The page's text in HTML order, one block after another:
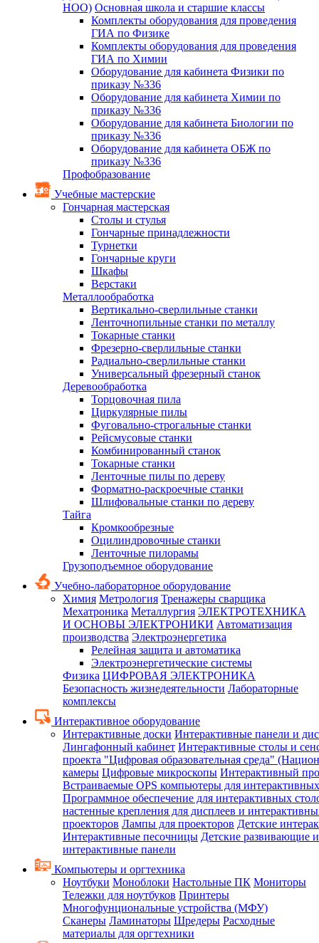
НОО) Основная школа и старшие классы
Комплекты оборудования для проведения
ГИА по Физике
Комплекты оборудования для проведения
ГИА по Химии
Оборудование для кабинета Физики по
приказу №336
Оборудование для кабинета Химии по
приказу №336
Оборудование для кабинета Биологии по
приказу №336
Оборудование для кабинета ОБЖ по
приказу №336
Профобразование
Учебные мастерские
Гончарная мастерская
Столы и стулья
Гончарные принадлежности
Турнетки
Гончарные круги
Шкафы
Верстаки
Металлообработка
Вертикально-сверлильные станки
Ленточнопильные станки по металлу
Токарные станки
Фрезерно-сверлильные станки
Радиально-сверлильные станки
Универсальный фрезерный станок
Деревообработка
Торцовочная пила
Циркулярные пилы
Фуговально-строгальные станки
Рейсмусовые станки
Комбинированный станок
Токарные станки
Ленточные пилы по дереву
Форматно-раскроечные станки
Шлифовальные станки по дереву
Тайга
Кромкообрезные
Оцилиндровочные станки
Ленточные пилорамы
Грузоподъемное оборудование
Учебно-лабораторное оборудование
Химия Метрология Тренажеры сварщика
Мехатроника Металлургия ЭЛЕКТРОТЕХНИКА
И ОСНОВЫ ЭЛЕКТРОНИКИ Автоматизация
производства Электроэнергетика
Релейная защита и автоматика
Электроэнергетические системы
Физика ЦИФРОВАЯ ЭЛЕКТРОНИКА
Безопасность жизнедеятельности Лабораторные
комплексы
Интерактивное оборудование
Интерактивные доски Интерактивные панели и
Лингафонный кабинет Интерактивные столы и
проекта "Цифровая образовательная среда"
камеры Цифровые микроскопы Интерактивный
Встраиваемые OPS компьютеры для
Программное обеспечение для интерактивных
настенные крепления для дисплеев и
проекторов Лампы для проекторов Детские
Интерактивные песочницы Детские развивающие
интерактивные панели
Компьютеры и оргтехника
Ноутбуки Моноблоки Настольные ПК Мониторы
Тележки для ноутбуков Принтеры
Многофунциональные устройства (МФУ)
Сканеры Ламинаторы Шредеры Расходные
материалы для оргтехники